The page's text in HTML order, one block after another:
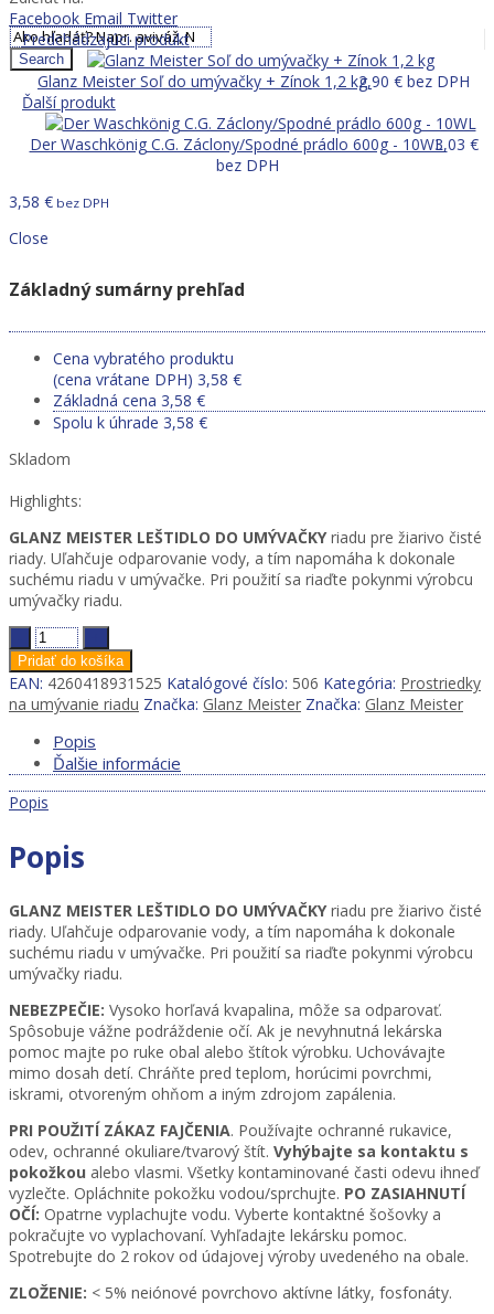
0,00€
Search
Facebook Email Twitter
Predchádzajúci produkt
Glanz Meister Soľ do umývačky + Zínok 1,2 kg2,90 € bez DPH
Ďalší produkt
Der Waschkönig C.G. Záclony/Spodné prádlo 600g - 10WL3,03 €
bez DPH
3,58 € bez DPH
Close
Základný sumárny prehľad
Cena vybratého produktu
(cena vrátane DPH) 3,58 €
Základná cena 3,58 €
Spolu k úhrade 3,58 €
Skladom
Highlights:
GLANZ MEISTER LEŠTIDLO DO UMÝVAČKYriadu pre žiarivo čisté
riady. Uľahčuje odparovanie vody, a tím napomáha k dokonale
suchému riadu v umývačke. Pri použití sa riaďte pokynmi výrobcu
umývačky riadu.
Glanz
Meister
Leštidlo
do
umývačky
riadu
920
quantity
Pridať do košíka
EAN: 4260418931525 Katalógové číslo: 506 Kategória: Prostriedky
na umývanie riadu Značka: Glanz Meister Značka: Glanz Meister
Popis
Ďalšie informácie
Popis
Popis
GLANZ MEISTER LEŠTIDLO DO UMÝVAČKYriadu pre žiarivo čisté
riady. Uľahčuje odparovanie vody, a tím napomáha k dokonale
suchému riadu v umývačke. Pri použití sa riaďte pokynmi výrobcu
umývačky riadu.
NEBEZPEČIE: Vysoko horľavá kvapalina, môže sa odparovať.
Spôsobuje vážne podráždenie očí. Ak je nevyhnutná lekárska
pomoc majte po ruke obal alebo štítok výrobku. Uchovávajte
mimo dosah detí. Chráňte pred teplom, horúcimi povrchmi,
iskrami, otvoreným ohňom a iným zdrojom zapálenia.
PRI POUŽITÍ ZÁKAZ FAJČENIA. Používajte ochranné rukavice,
odev, ochranné okuliare/tvarový štít. Vyhýbajte sa kontaktu s
pokožkou alebo vlasmi. Všetky kontaminované časti odevu ihneď
vyzlečte. Opláchnite pokožku vodou/sprchujte. PO ZASIAHNUTÍ
OČÍ: Opatrne vyplachujte vodu. Vyberte kontaktné šošovky a
pokračujte vo vyplachovaní. Vyhľadajte lekársku pomoc.
Spotrebujte do 2 rokov od údajovej výroby uvedeného na obale.
ZLOŽENIE: < 5% neiónové povrchovo aktívne látky, fosfonáty.